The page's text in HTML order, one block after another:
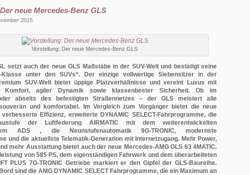
neue Mercedes-Benz GLS
2015
Vorstellung: Der neue Mercedes-Benz GLS
setzt auch der neue GLS Maßstäbe in der SUV-Welt und bestätigt seine
Klasse unter den SUVs“. Der einzige vollwertige Siebensitzer in der
SUV-Welt bietet üppige Platzverhältnisse und vereint Luxus mit
Komfort, agiler Dynamik sowie klassenbester Sicherheit. Ob im
abseits des befestigten Straßennetzes – der GLS meistert alle
und komfortabel. Im Vergleich zum Vorgänger bietet die neue
Effizienz, erweiterte DYNAMIC SELECT-Fahrprogramme, die
der Luftfederung AIRMATIC mit dem weiterentwickelten
ADS , die Neunstufenautomatik 9G-TRONIC, modernste
und die aktuellste Telematik-Generation mit Internetzugang. Mehr Power,
mehr Ausstattung bietet auch der neue Mercedes-AMG GLS 63 4MATIC.
von 585 PS, dem eigenständigen Fahrwerk und dem überarbeiteten
PLUS 7G-TRONIC Getriebe markiert er den Gipfel der GLS-Baureihe.
sind die AMG DYNAMIC SELECT Fahrprogramme, die ein Maximum an